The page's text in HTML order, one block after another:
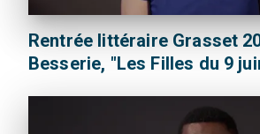
Rentrée littéraire Grasset
Besserie, "Les Filles du 9